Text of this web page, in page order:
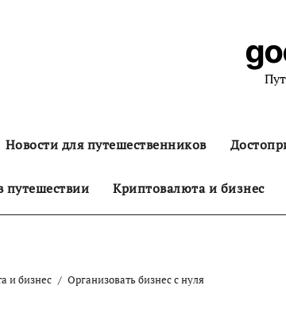
Новости для путешественников
путешествии Криптовалюта и бизнес
и бизнес Организовать бизнес с нуля